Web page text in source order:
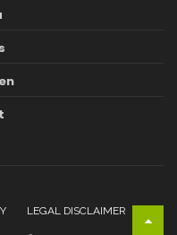
LEGAL DISCLAIMER